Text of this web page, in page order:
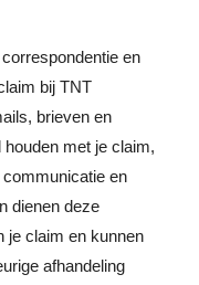
en
bij TNT
brieven en
met je claim,
en
dienen deze
je claim en kunnen
afhandeling